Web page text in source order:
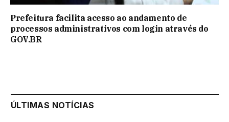
Prefeitura facilita acesso ao andamento de
processos administrativos com login através do
GOV.BR
ÚLTIMAS NOTÍCIAS